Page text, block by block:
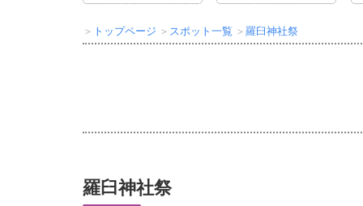
＞ トップページ ＞ スポット一覧 ＞羅臼神社祭
羅臼神社祭